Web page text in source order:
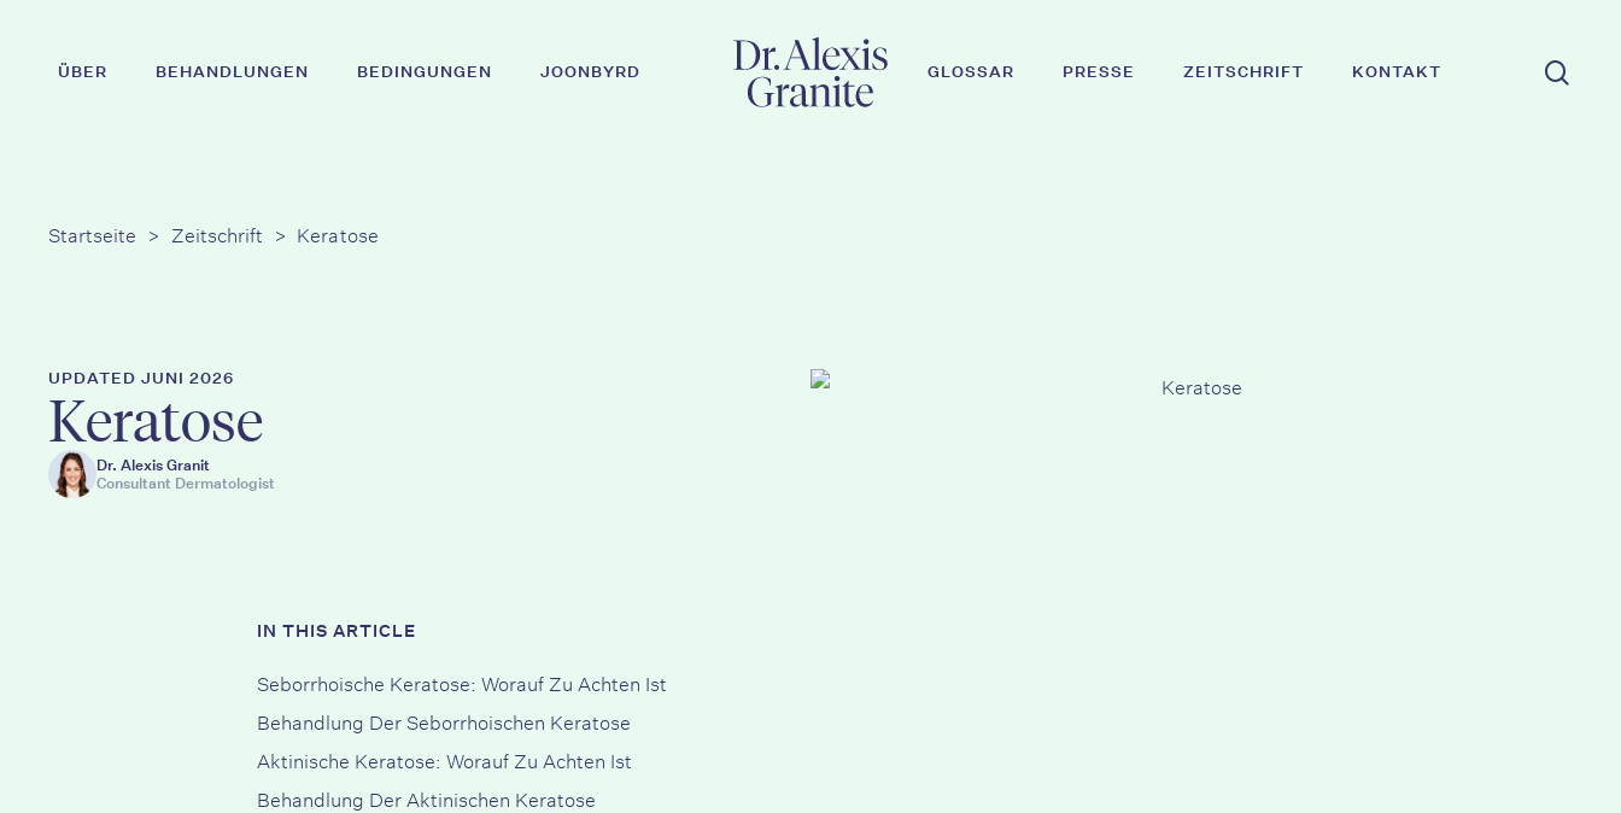
springenÜBER BEHANDLUNGEN BEDINGUNGEN JOONBYRD GLOSSAR PRESSE ZEITSCHRIFT KONTAKT
Startseite > Zeitschrift > Keratose
UPDATED JUNI 2026
Keratose
Dr. Alexis Granit
Consultant Dermatologist
IN THIS ARTICLE
Seborrhoische Keratose: Worauf Zu Achten Ist
Behandlung Der Seborrhoischen Keratose
Aktinische Keratose: Worauf Zu Achten Ist
Behandlung Der Aktinischen Keratose